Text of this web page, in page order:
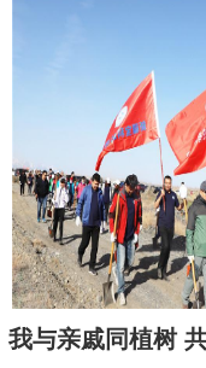
我与亲戚同植树